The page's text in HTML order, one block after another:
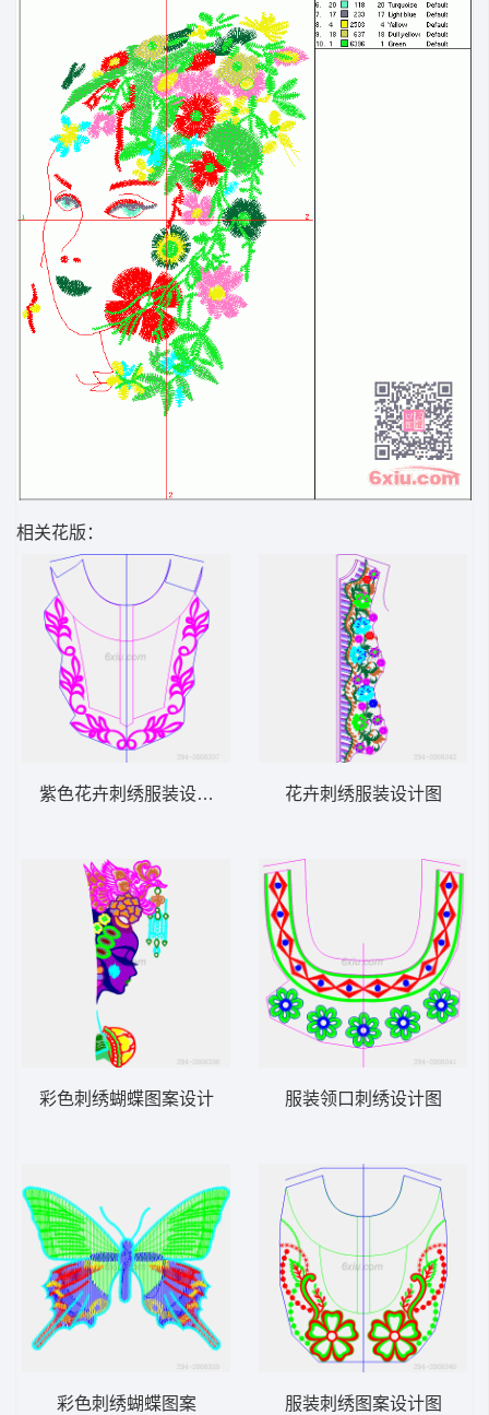
相关花版：
紫色花卉刺绣服装设计图
彩色刺绣蝴蝶图案设计
彩色刺绣蝴蝶图案
花卉刺绣服装设计图
服装领口刺绣设计图
服装刺绣图案设计图